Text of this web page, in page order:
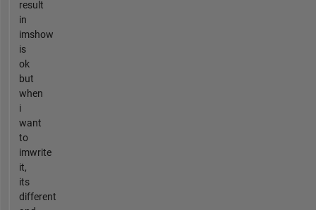
result
in
imshow
is
ok
but
when
i
want
to
imwrite
it,
its
different